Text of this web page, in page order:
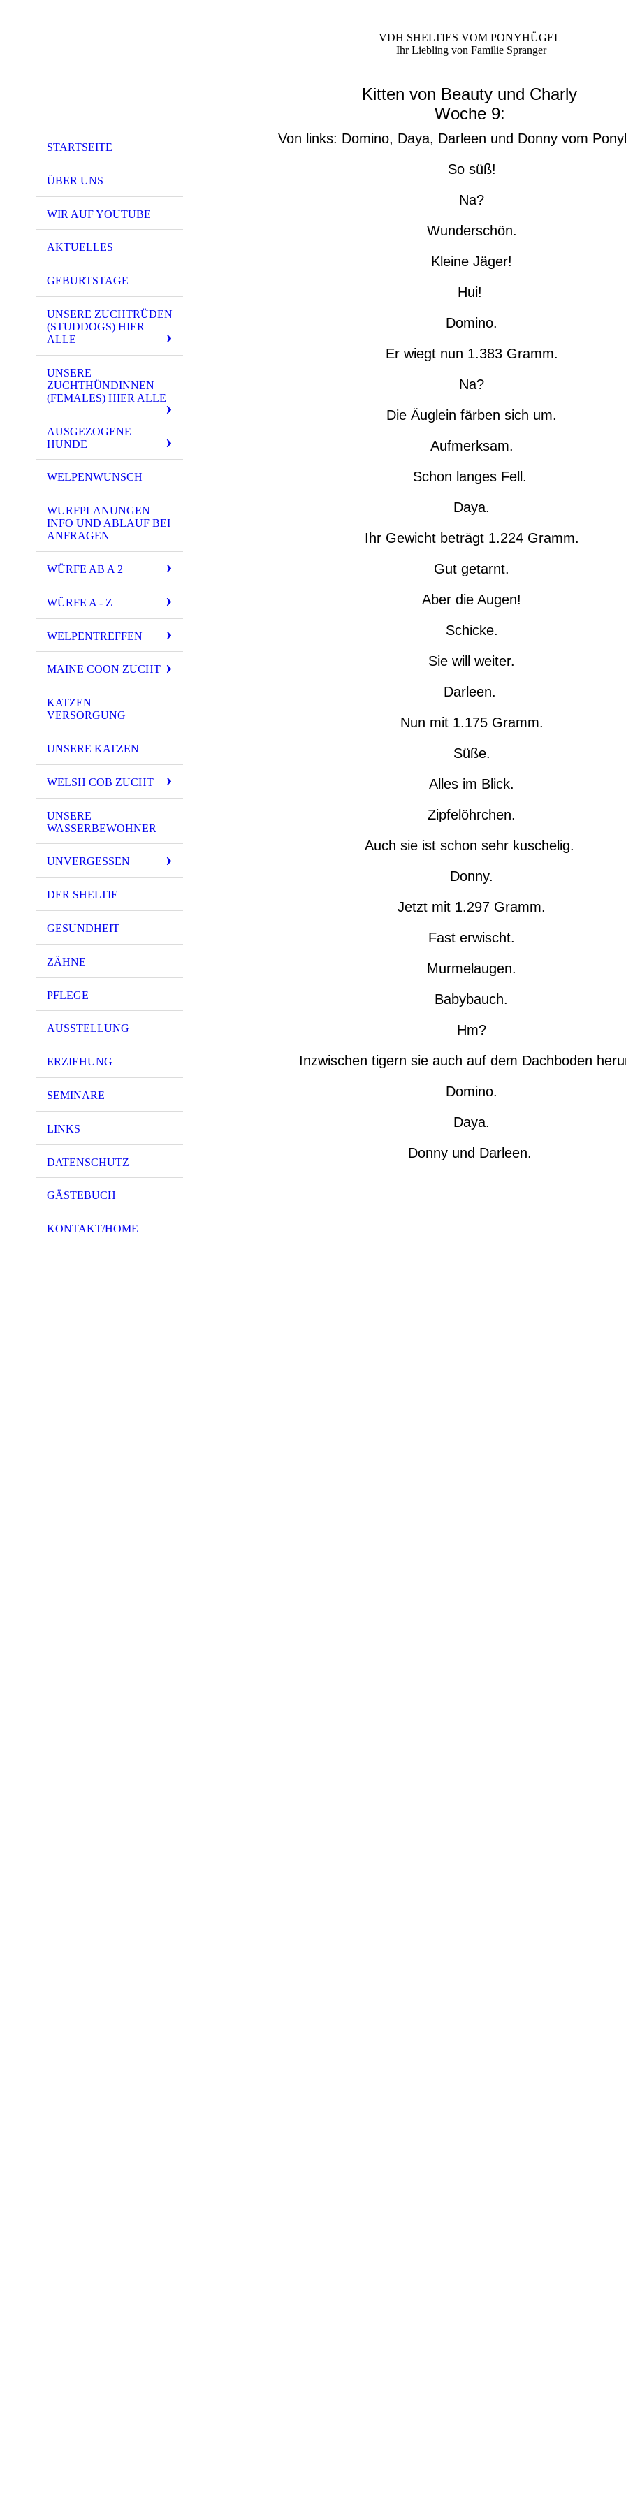
STARTSEITE
ÜBER UNS
WIR AUF YOUTUBE
AKTUELLES
GEBURTSTAGE
UNSERE ZUCHTRÜDEN
(STUDDOGS) HIER
ALLE
UNSERE
ZUCHTHÜNDINNEN
(FEMALES) HIER ALLE
AUSGEZOGENE
HUNDE
WELPENWUNSCH
WURFPLANUNGEN
INFO UND ABLAUF BEI
ANFRAGEN
WÜRFE AB A 2
WÜRFE A - Z
WELPENTREFFEN
MAINE COON ZUCHT
KATZEN
VERSORGUNG
UNSERE KATZEN
WELSH COB ZUCHT
UNSERE
WASSERBEWOHNER
UNVERGESSEN
DER SHELTIE
GESUNDHEIT
ZÄHNE
PFLEGE
AUSSTELLUNG
ERZIEHUNG
SEMINARE
LINKS
DATENSCHUTZ
GÄSTEBUCH
KONTAKT/HOME
VDH SHELTIES VOM PONYHÜGEL
Ihr Liebling von Familie Spranger
Kitten von Beauty und Charly
Woche 9:
Von links: Domino, Daya, Darleen und Donny vom
So süß!
Na?
Wunderschön.
Kleine Jäger!
Hui!
Domino.
Er wiegt nun 1.383 Gramm.
Na?
Die Äuglein färben sich um.
Aufmerksam.
Schon langes Fell.
Daya.
Ihr Gewicht beträgt 1.224 Gramm.
Gut getarnt.
Aber die Augen!
Schicke.
Sie will weiter.
Darleen.
Nun mit 1.175 Gramm.
Süße.
Alles im Blick.
Zipfelöhrchen.
Auch sie ist schon sehr kuschelig.
Donny.
Jetzt mit 1.297 Gramm.
Fast erwischt.
Murmelaugen.
Babybauch.
Hm?
Inzwischen tigern sie auch auf dem Dachboden
Domino.
Daya.
Donny und Darleen.